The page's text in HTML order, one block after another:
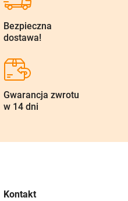
Bezpieczna
dostawa!
Gwarancja zwrotu
w 14 dni
Kontakt